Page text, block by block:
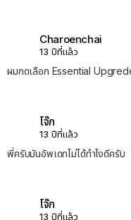
Charoenchai
13 ปีที่แล้ว
ผมกดเลือก Essential
โจ๊ก
13 ปีที่แล้ว
พี่ครับมันอัพเดทไม่ได้ทำไงดีครับ
โจ๊ก
13 ปีที่แล้ว